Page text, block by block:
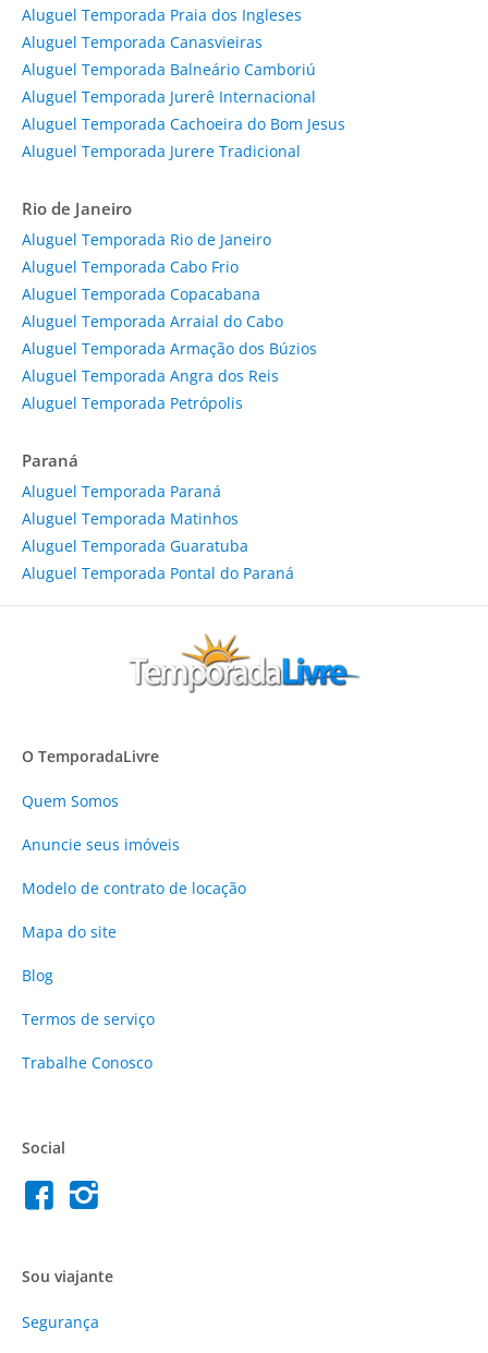
Aluguel Temporada Praia dos Ingleses
Aluguel Temporada Canasvieiras
Aluguel Temporada Balneário Camboriú
Aluguel Temporada Jurerê Internacional
Aluguel Temporada Cachoeira do Bom Jesus
Aluguel Temporada Jurere Tradicional
Rio de Janeiro
Aluguel Temporada Rio de Janeiro
Aluguel Temporada Cabo Frio
Aluguel Temporada Copacabana
Aluguel Temporada Arraial do Cabo
Aluguel Temporada Armação dos Búzios
Aluguel Temporada Angra dos Reis
Aluguel Temporada Petrópolis
Paraná
Aluguel Temporada Paraná
Aluguel Temporada Matinhos
Aluguel Temporada Guaratuba
Aluguel Temporada Pontal do Paraná
O TemporadaLivre
Quem Somos
Anuncie seus imóveis
Modelo de contrato de locação
Mapa do site
Blog
Termos de serviço
Trabalhe Conosco
Social
Sou viajante
Segurança